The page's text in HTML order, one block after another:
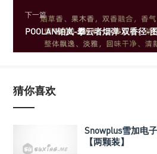
下一篇
POOLAN铂岚-攀云者烟弹·双香径-
猜你喜欢
Snowplus雪加电
【两颗装】